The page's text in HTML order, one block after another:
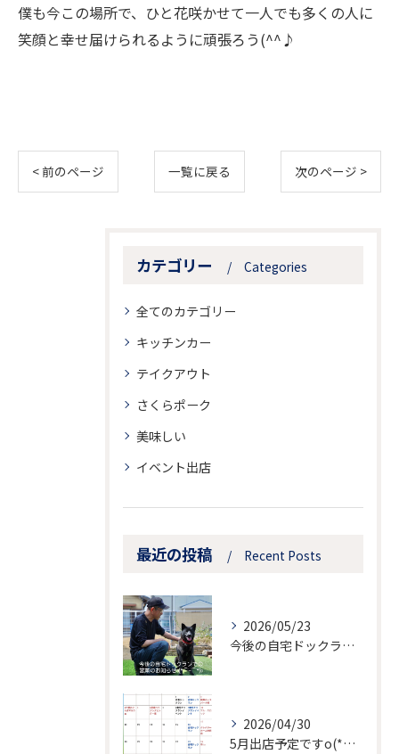
僕も今この場所で、ひと花咲かせて一人でも多くの人に
笑顔と幸せ届けられるように頑張ろう(^^♪
< 前のページ 一覧に戻る 次のページ >
カテゴリー Categories
全てのカテゴリー
キッチンカー
テイクアウト
さくらポーク
美味しい
イベント出店
最近の投稿 Recent Posts
2026/05/23
今後の自宅ドックランでの営業のお知らせ
2026/04/30
5月出店予定ですo(*⌒―⌒*)o